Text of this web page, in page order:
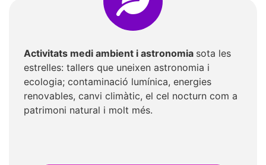
Activitats medi ambient i astronomia sota les
estrelles: tallers que uneixen astronomia i
ecologia; contaminació lumínica, energies
renovables, canvi climàtic, el cel nocturn com a
patrimoni natural i molt més.